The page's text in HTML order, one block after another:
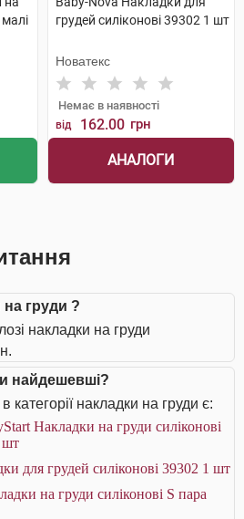
грудей силіконові 39302 1 шт
Новатекс
Немає в наявності
від 162.00 грн
АНАЛОГИ
на груди ?
накладки на груди
найдешевші?
накладки на груди є:
Накладки на груди силіконові
шт
для грудей силіконові 39302 1 шт
на груди силіконові S пара